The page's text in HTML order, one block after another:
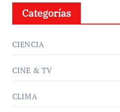
Categorías
CIENCIA
CINE & TV
CLIMA